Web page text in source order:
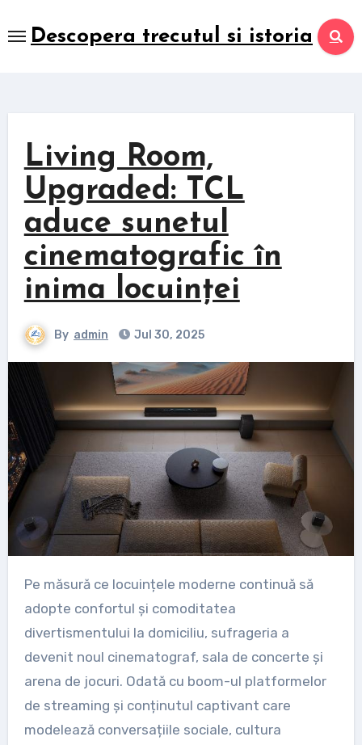
to
Descopera trecutul si istoria
Living Room,
Upgraded: TCL
aduce sunetul
cinematografic în
inima locuinței
By admin Jul 30, 2025
Pe măsură ce locuințele moderne continuă să
adopte confortul și comoditatea
divertismentului la domiciliu, sufrageria a
devenit noul cinematograf, sala de concerte și
arena de jocuri. Odată cu boom-ul platformelor
de streaming și conținutul captivant care
modelează conversațiile sociale, cultura